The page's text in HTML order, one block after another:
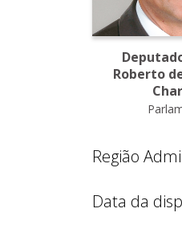
Roberto
Região
Data da